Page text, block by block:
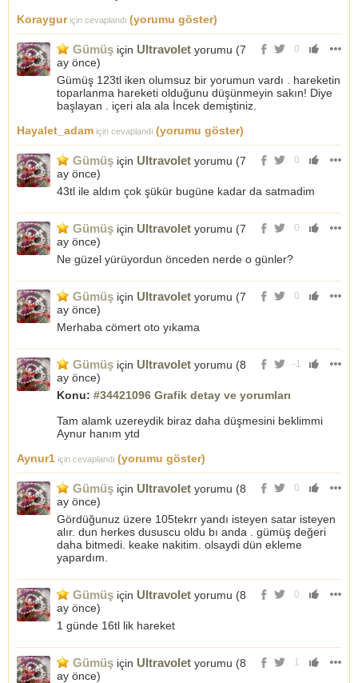
Korayguriçin cevaplandı (yorumu göster)
0
Gümüş için Ultravolet yorumu (7
ay önce)
Gümüş 123tl iken olumsuz bir yorumun vardı . hareketin
toparlanma hareketi olduğunu düşünmeyin sakın! Diye
başlayan . içeri ala ala İncek demiştiniz.
Hayalet_adam için cevaplandı (yorumu göster)
0
Gümüş için Ultravolet yorumu (7
ay önce)
43tl ile aldım çok şükür bugüne kadar da satmadim
0
Gümüş için Ultravolet yorumu (7
ay önce)
Ne güzel yürüyordun önceden nerde o günler?
0
Gümüş için Ultravolet yorumu (7
ay önce)
Merhaba cömert oto yıkama
-1
Gümüş için Ultravolet yorumu (8
ay önce)
Konu: #34421096 Grafik detay ve yorumları
Tam alamk uzereydik biraz daha düşmesini beklimmi
Aynur hanım ytd
Aynur1 için cevaplandı (yorumu göster)
0
Gümüş için Ultravolet yorumu (8
ay önce)
Gördüğunuz üzere 105tekrr yandı isteyen satar isteyen
alır. dun herkes dususcu oldu bı anda . gümüş değeri
daha bitmedi. keake nakitim. olsaydi dün ekleme
yapardım.
0
Gümüş için Ultravolet yorumu (8
ay önce)
1 günde 16tl lik hareket
1
Gümüş için Ultravolet yorumu (8
ay önce)